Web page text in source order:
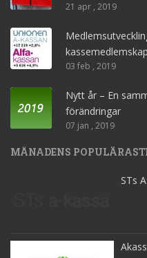
21 apr , 2019
kassemedlemskap
03 feb , 2019
Nytt år – En
förändringar
07 jan , 2019
MÅNADENS
STs